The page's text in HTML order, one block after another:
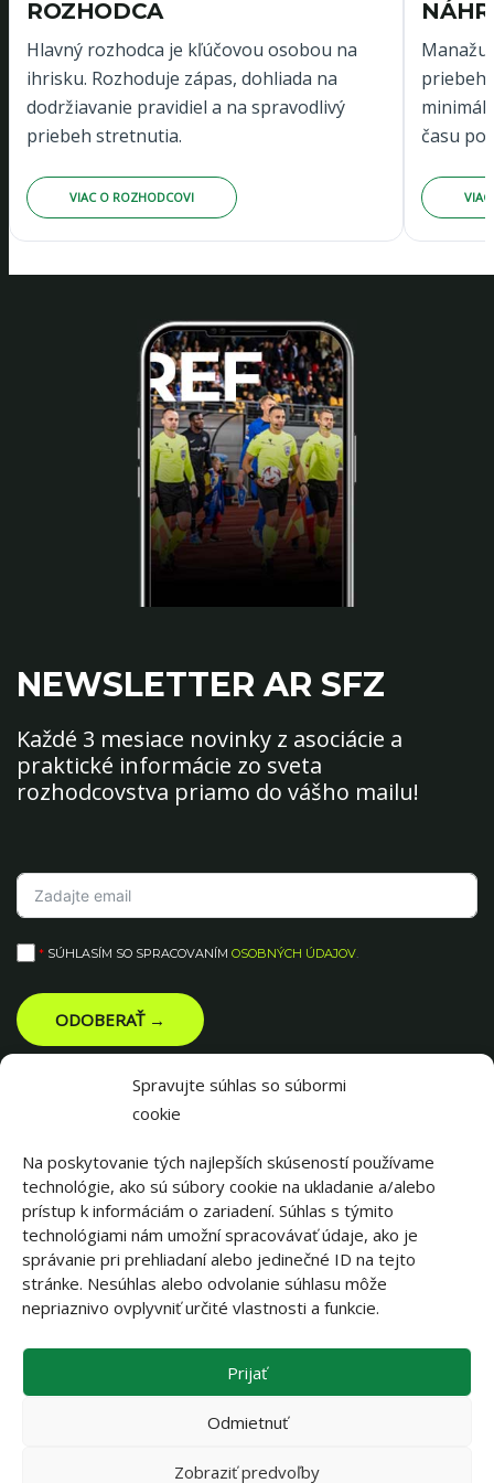
Spravujte súhlas so súbormi
cookie
Na poskytovanie tých najlepších skúseností používame
technológie, ako sú súbory cookie na ukladanie a/alebo
prístup k informáciám o zariadení. Súhlas s týmito
technológiami nám umožní spracovávať údaje, ako je
správanie pri prehliadaní alebo jedinečné ID na tejto
stránke. Nesúhlas alebo odvolanie súhlasu môže
nepriaznivo ovplyvniť určité vlastnosti a funkcie.
Prijať
Odmietnuť
Zobraziť predvoľby
ROZHODCA
Hlavný rozhodca je kľúčovou osobou na
ihrisku. Rozhoduje zápas, dohliada na
dodržiavanie pravidiel a na spravodlivý
priebeh stretnutia.
VIAC O ROZHODCOVI
priebeh
času po
NEWSLETTER AR SFZ
Každé 3 mesiace novinky z asociácie a
praktické informácie zo sveta
rozhodcovstva priamo do vášho mailu!
* SÚHLASÍM SO SPRACOVANÍM OSOBNÝCH ÚDAJOV.
ODOBERAŤ →
||||||